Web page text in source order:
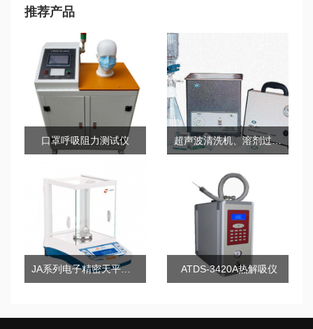
推荐产品
口罩呼吸阻力测试仪 超声波清洗机、溶剂过滤器、无油真空泵
JA系列电子精密天平（千分之一） ATDS-3420A热解吸仪